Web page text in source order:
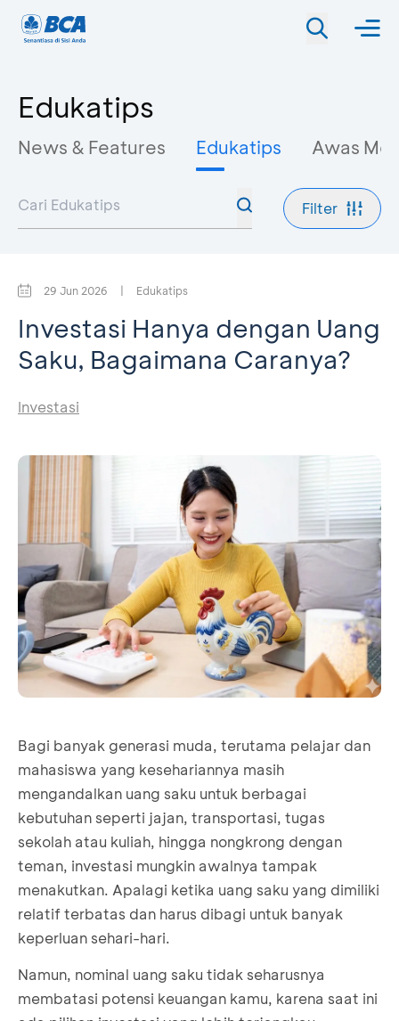
Edukatips
News & Features Edukatips Awas
Filter
29 Jun 2026 | Edukatips
Investasi Hanya dengan Uang
Saku, Bagaimana Caranya?
Investasi
Bagi banyak generasi muda, terutama pelajar dan
mahasiswa yang kesehariannya masih
mengandalkan uang saku untuk berbagai
kebutuhan seperti jajan, transportasi, tugas
sekolah atau kuliah, hingga nongkrong dengan
teman, investasi mungkin awalnya tampak
menakutkan. Apalagi ketika uang saku yang dimiliki
relatif terbatas dan harus dibagi untuk banyak
keperluan sehari-hari.
Namun, nominal uang saku tidak seharusnya
membatasi potensi keuangan kamu, karena saat ini